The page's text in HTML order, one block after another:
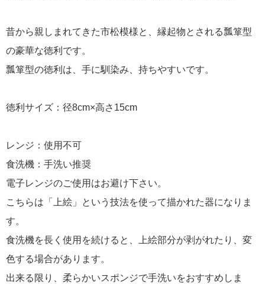
昔から親しまれてきた市松模様と、縁起物とされる瓢箪型
の豪華な徳利です。
瓢箪型の徳利は、手に馴染み、持ちやすいです。
徳利サイズ：径8cm×高さ15cm
レンジ：使用不可
食洗機：手洗い推奨
電子レンジのご使用はお避け下さい。
こちらは「上絵」という技法を使って描かれた器になりま
す。
食洗機を長く使用を続けると、上絵部分が剥がれたり、変
色する場合があります。
出来る限り、柔らかいスポンジで手洗いをおすすめしま